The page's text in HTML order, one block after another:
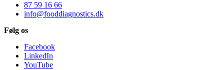
87 59 16 66
info@fooddiagnostics.dk
Følg os
Facebook
LinkedIn
YouTube